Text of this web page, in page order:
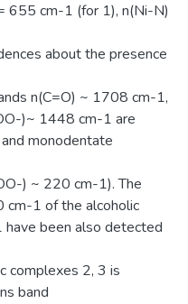
655 сm-1 (for 1), n(Ni-N)
about the presence
n(C=O) ~ 1708 сm-1,
)~ 1448 сm-1 are
monodentate
) ~ 220 сm-1). The
сm-1 of the alcoholic
been also detected
complexes 2, 3 is
band